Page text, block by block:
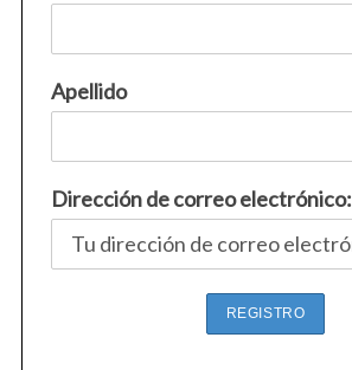
Apellido
Dirección de correo electrónico: